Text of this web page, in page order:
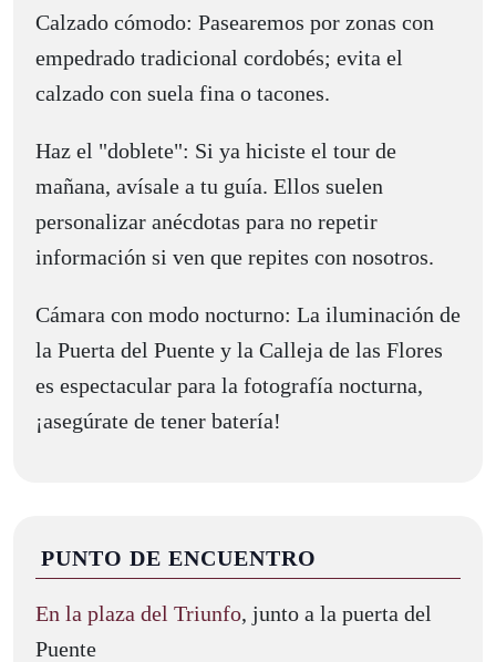
Calzado cómodo: Pasearemos por zonas con
empedrado tradicional cordobés; evita el
calzado con suela fina o tacones.
Haz el "doblete": Si ya hiciste el tour de
mañana, avísale a tu guía. Ellos suelen
personalizar anécdotas para no repetir
información si ven que repites con nosotros.
Cámara con modo nocturno: La iluminación de
la Puerta del Puente y la Calleja de las Flores
es espectacular para la fotografía nocturna,
¡asegúrate de tener batería!
PUNTO DE ENCUENTRO
En la plaza del Triunfo, junto a la puerta del
Puente